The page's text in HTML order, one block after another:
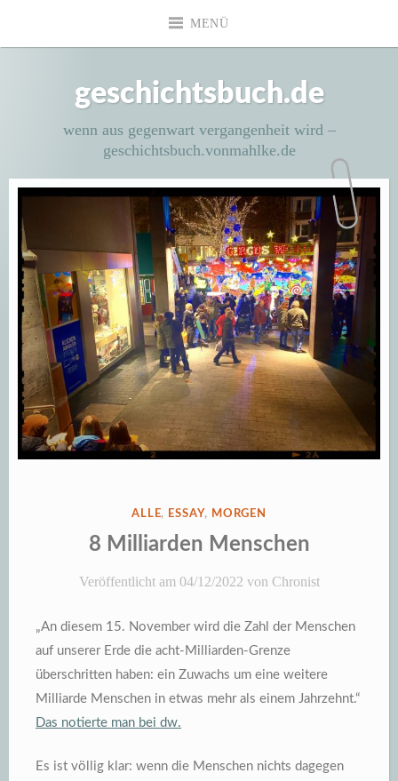
MENÜ
geschichtsbuch.de
wenn aus gegenwart vergangenheit wird –
geschichtsbuch.vonmahlke.de
VERÖFFENTLICHT
IN
ALLE, ESSAY, MORGEN
8 Milliarden Menschen
Veröffentlicht am 04/12/2022 von Chronist
„An diesem 15. November wird die Zahl der Menschen
auf unserer Erde die acht-Milliarden-Grenze
überschritten haben: ein Zuwachs um eine weitere
Milliarde Menschen in etwas mehr als einem Jahrzehnt.“
Das notierte man bei dw.
Es ist völlig klar: wenn die Menschen nichts dagegen